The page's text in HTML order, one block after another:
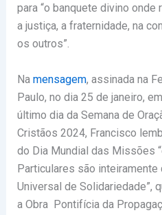
para “o banquete divino onde
a justiça, a fraternidade, na
os outros”.
Na mensagem, assinada na
Paulo, no dia 25 de janeiro,
último dia da Semana de
Cristãos 2024, Francisco
do Dia Mundial das Missões
Particulares são inteiramente
Universal de Solidariedade”,
a Obra Pontifícia da